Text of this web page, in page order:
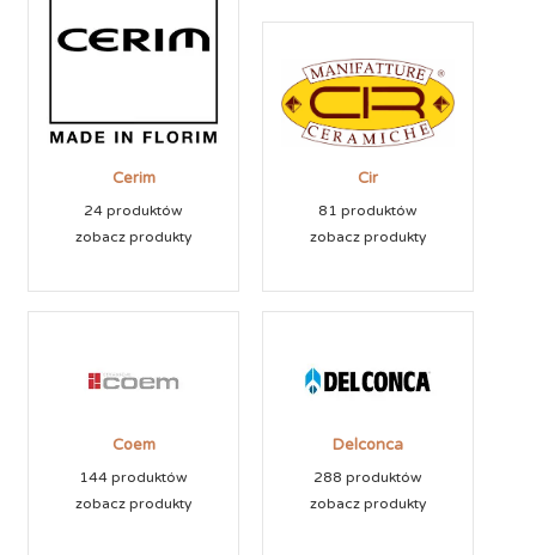
Cerim
24 produktów
zobacz produkty
Cir
81 produktów
zobacz produkty
Coem
144 produktów
zobacz produkty
Delconca
288 produktów
zobacz produkty